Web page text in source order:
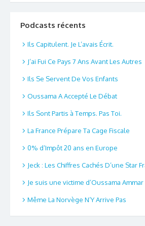
Podcasts récents
Ils Capitulent. Je L’avais Écrit.
J’ai Fui Ce Pays 7 Ans Avant Les Autres
Ils Se Servent De Vos Enfants
Oussama A Accepté Le Débat
Ils Sont Partis à Temps. Pas Toi.
La France Prépare Ta Cage Fiscale
0% d’Impôt 20 ans en Europe
Jeck : Les Chiffres Cachés D’une Star
Je suis une victime d’Oussama Ammar
Même La Norvège N’Y Arrive Pas